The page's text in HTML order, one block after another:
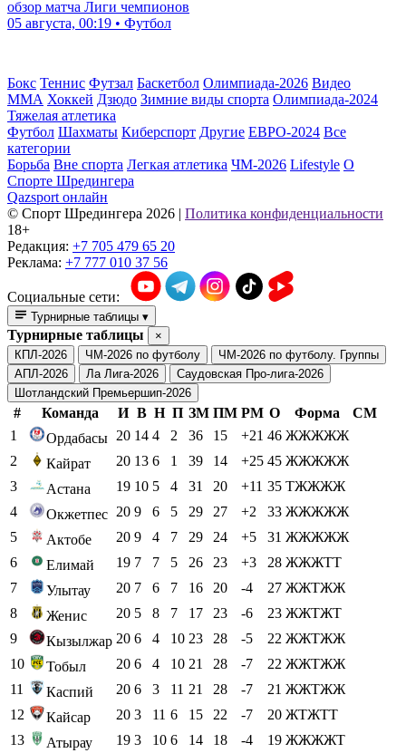
обзор матча Лиги чемпионов
05 августа, 00:19 • Футбол
Бокс Теннис Футзал Баскетбол Олимпиада-2026 Видео
ММА Хоккей Дзюдо Зимние виды спорта Олимпиада-2024
Тяжелая атлетика
Футбол Шахматы Киберспорт Другие ЕВРО-2024 Все
категории
Борьба Вне спорта Легкая атлетика ЧМ-2026 Lifestyle О
Спорте Шредингера
Qazsport онлайн
© Cпорт Шредингера 2026
Политика конфиденциальности
18+
Редакция: +7 705 479 65 20
Реклама: +7 777 010 37 56
Социальные сети:
Турнирные таблицы ▾
Турнирные таблицы
×
КПЛ-2026
ЧМ-2026 по футболу
ЧМ-2026 по футболу. Группы
АПЛ-2026
Ла Лига-2026
Саудовская Про-лига-2026
Шотландский Премьершип-2026
# Команда И В Н П ЗМ ПМ РМ О Форма
СМ
1
Ордабасы 20 14 4 2 36 15 +21 46 ЖЖЖЖЖ
2
Кайрат 20 13 6 1 39 14 +25 45 ЖЖЖЖЖ
3
Астана 19 10 5 4 31 20 +11 35 ТЖЖЖЖ
4
Окжетпес 20 9 6 5 29 27 +2 33 ЖЖЖЖЖ
5
Актобе 20 9 4 7 29 24 +5 31 ЖЖЖЖЖ
6
Елимай 19 7 7 5 26 23 +3 28 ЖЖЖТТ
7
Улытау 20 7 6 7 16 20 -4 27 ЖЖТЖЖ
8
Женис 20 5 8 7 17 23 -6 23 ЖЖТЖТ
9
Кызылжар 20 6 4 10 23 28 -5 22 ЖЖТЖЖ
10
Тобыл 20 6 4 10 21 28 -7 22 ЖЖТЖЖ
11
Каспий 20 6 3 11 21 28 -7 21 ЖЖТЖЖ
12
Кайсар 20 3 11 6 15 22 -7 20 ЖТЖТТ
13
Атырау 19 3 10 6 14 18 -4 19 ЖЖЖЖТ